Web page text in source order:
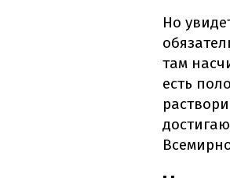
Но
там
есть